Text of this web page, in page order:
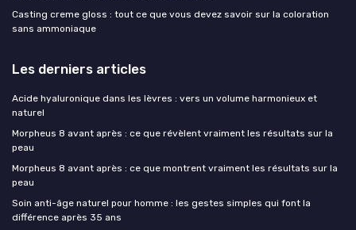
Casting creme gloss : tout ce que vous devez savoir sur la coloration
sans ammoniaque
Les derniers articles
Acide hyaluronique dans les lèvres : vers un volume harmonieux et
naturel
Morpheus 8 avant après : ce que révèlent vraiment les résultats sur la
peau
Morpheus 8 avant après : ce que montrent vraiment les résultats sur la
peau
Soin anti-âge naturel pour homme : les gestes simples qui font la
différence après 35 ans